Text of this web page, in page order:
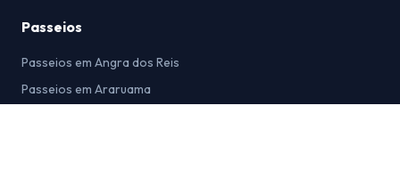
Passeios
Passeios em Angra dos Reis
Passeios em Araruama